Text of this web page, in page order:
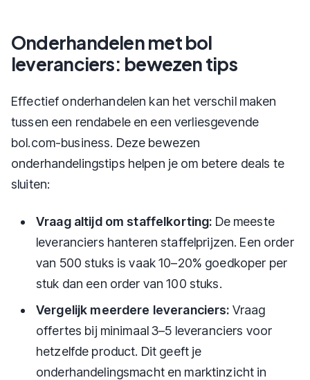
Onderhandelen met bol
leveranciers: bewezen tips
Effectief onderhandelen kan het verschil maken
tussen een rendabele en een verliesgevende
bol.com-business. Deze bewezen
onderhandelingstips helpen je om betere deals te
sluiten:
Vraag altijd om staffelkorting: De meeste
leveranciers hanteren staffelprijzen. Een order
van 500 stuks is vaak 10–20% goedkoper per
stuk dan een order van 100 stuks.
Vergelijk meerdere leveranciers: Vraag
offertes bij minimaal 3–5 leveranciers voor
hetzelfde product. Dit geeft je
onderhandelingsmacht en marktinzicht in